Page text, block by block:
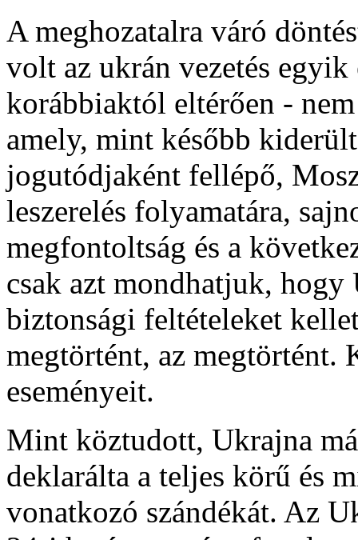
A meghozatalra váró
volt az ukrán vezetés
korábbiaktól eltérően -
amely, mint később
jogutódjaként fellépő,
leszerelés folyamatára,
megfontoltság és a
csak azt mondhatjuk, hogy
biztonsági feltételeket
megtörtént, az megtörtént.
eseményeit.
Mint köztudott, Ukrajna
deklarálta a teljes körű és
vonatkozó szándékát. Az